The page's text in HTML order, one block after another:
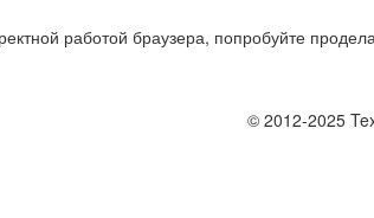
работой браузера, попробуйте
© 2012-2025